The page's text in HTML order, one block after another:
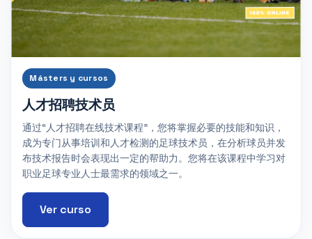
Másters y cursos
人才招聘技术员
通过“人才招聘在线技术课程”，您将掌握必要的技能和知识，
成为专门从事培训和人才检测的足球技术员，在分析球员并发
布技术报告时会表现出一定的帮助力。您将在该课程中学习对
职业足球专业人士最需求的领域之一。
Ver curso